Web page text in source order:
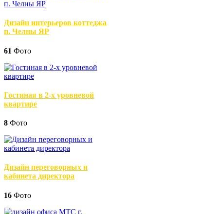
Дизайн интерьеров коттеджа
п. Челны ЯР
61 Фото
Гостиная в 2-х уровневой
квартире
8 Фото
Дизайн переговорных и
кабинета директора
16 Фото